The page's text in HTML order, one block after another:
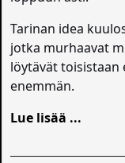
Tarinan idea
jotka murhaavat
löytävät toisistaan
enemmän.
Lue lisää ...